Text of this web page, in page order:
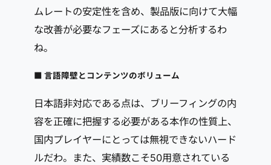
ムレートの安定性を含め、製品版に向けて大幅
な改善が必要なフェーズにあると分析するわ
ね。
■ 言語障壁とコンテンツのボリューム
日本語非対応である点は、ブリーフィングの内
容を正確に把握する必要がある本作の性質上、
国内プレイヤーにとっては無視できないハード
ルだわ。また、実績数こそ50用意されている